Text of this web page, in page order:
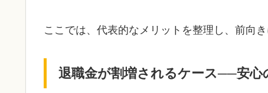
ここでは、代表的なメリットを整理し、前向
退職金が割増されるケース──安心